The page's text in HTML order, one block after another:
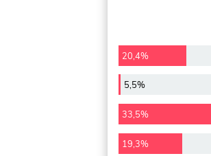
20,4%
5,5%
33,5%
19,3%